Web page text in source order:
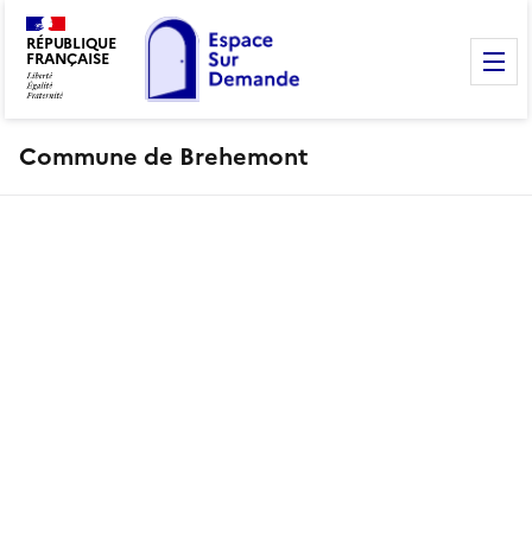
RÉPUBLIQUE
FRANÇAISE
Commune de Brehemont